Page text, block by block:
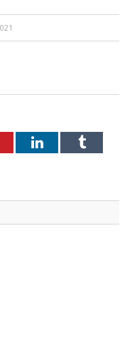
LinkedInTumblr